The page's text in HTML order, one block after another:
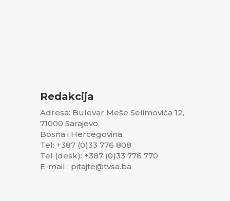
Redakcija
Adresa: Bulevar Meše Selimovića 12,
71000 Sarajevo,
Bosna i Hercegovina
Tel: +387 (0)33 776 808
Tel (desk): +387 (0)33 776 770
E-mail : pitajte@tvsa.ba